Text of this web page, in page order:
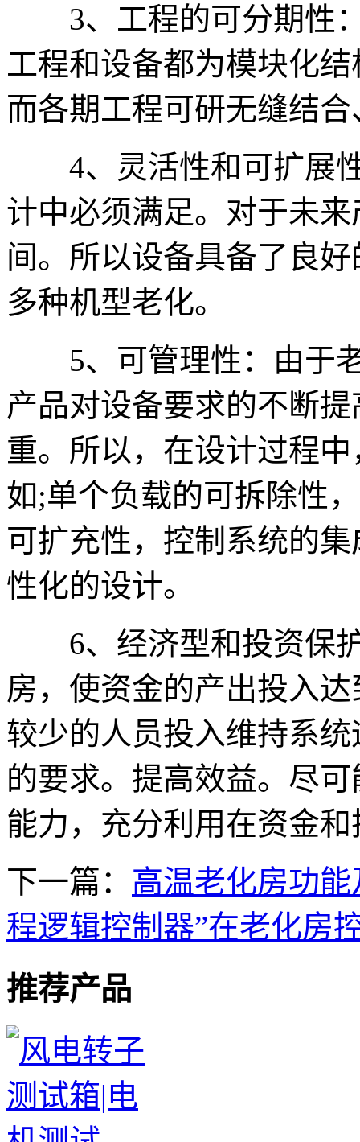
3、工程的可分期性：
工程和设备都为模块化
而各期工程可研无缝结
4、灵活性和可扩展性
计中必须满足。对于未
间。所以设备具备了良
多种机型老化。
5、可管理性：由于老
产品对设备要求的不断
重。所以，在设计过程
如;单个负载的可拆除性
可扩充性，控制系统的
性化的设计。
6、经济型和投资保护
房，使资金的产出投入
较少的人员投入维持系
的要求。提高效益。尽
能力，充分利用在资金
下一篇： 高温老化房功
程逻辑控制器”在老化房
推荐产品